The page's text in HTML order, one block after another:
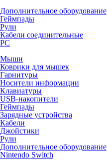
Дополнительное оборудование
Геймпады
Рули
Кабели соединительные
PC
Мыши
Коврики для мышек
Гарнитуры
Носители информации
Клавиатуры
USB-накопители
Геймпады
Зарядные устройства
Кабели
Джойстики
Рули
Дополнительное оборудование
Nintendo Switch